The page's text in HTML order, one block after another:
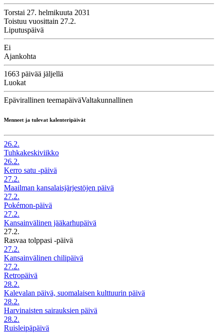
Torstai 27. helmikuuta 2031
Toistuu vuosittain 27.2.
Liputuspäivä
Ei
Ajankohta
1663 päivää jäljellä
Luokat
Epävirallinen teemapäiväValtakunnallinen
Menneet ja tulevat kalenteripäivät
26.2.
Tuhkakeskiviikko
26.2.
Kerro satu -päivä
27.2.
Maailman kansalaisjärjestöjen päivä
27.2.
Pokémon-päivä
27.2.
Kansainvälinen jääkarhupäivä
27.2.
Rasvaa tolppasi -päivä
27.2.
Kansainvälinen chilipäivä
27.2.
Retropäivä
28.2.
Kalevalan päivä, suomalaisen kulttuurin päivä
28.2.
Harvinaisten sairauksien päivä
28.2.
Ruisleipäpäivä